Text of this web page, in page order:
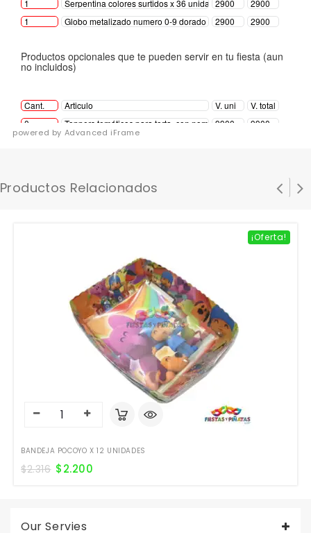
powered by Advanced iFrame
Productos Relacionados
¡Oferta!
BANDEJA POCOYO X 12 UNIDADES
$2.316 $2.200
Our Servies